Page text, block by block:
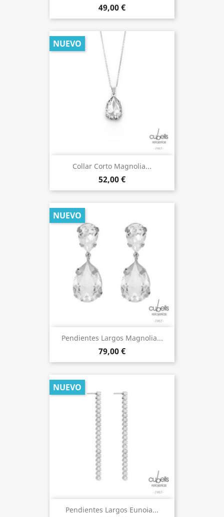
49,00 €
Collar Corto Magnolia...
52,00 €
NUEVO
Pendientes Largos Magnolia...
79,00 €
NUEVO
Pendientes Largos Eunoia...
NUEVO